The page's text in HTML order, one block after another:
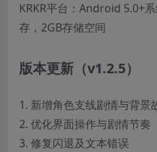
KRKR平台：Android 5.0+
存，2GB存储空间
版本更新（v1.2.5）
1. 新增角色支线剧情与背景
2. 优化界面操作与剧情节奏
3. 修复闪退及文本错误